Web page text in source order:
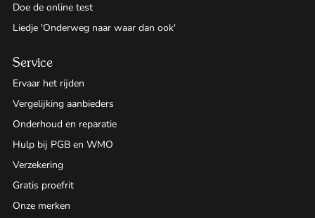
Doe de online test
Liedje 'Onderweg naar waar dan ook'
Service
Ervaar het rijden
Vergelijking aanbieders
Onderhoud en reparatie
Hulp bij PGB en WMO
Verzekering
Gratis proefrit
Onze merken